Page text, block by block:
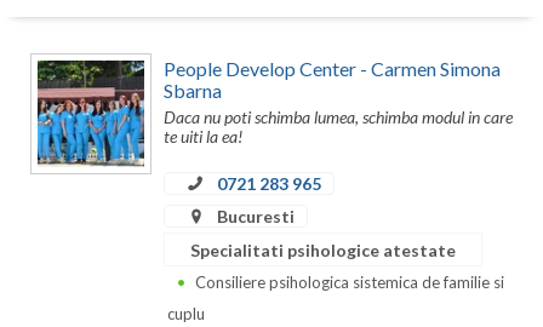
Cluj
Constanta
Covasna
People Develop Center - Carmen Simona
Sbarna
Daca nu poti schimba lumea, schimba modul in care
te uiti la ea!
0721 283 965
Bucuresti
Specialitati psihologice atestate
Consiliere psihologica sistemica de familie si
cuplu